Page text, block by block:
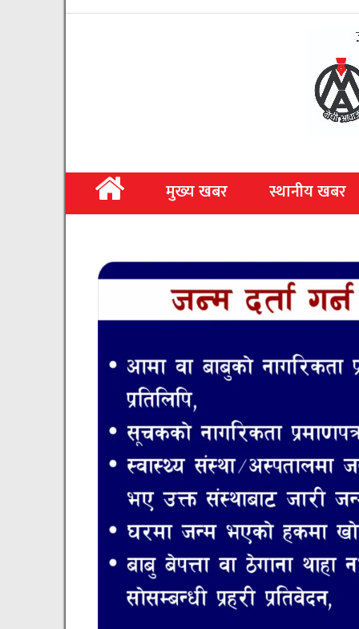
मुख्य खबर स्थानीय खबर